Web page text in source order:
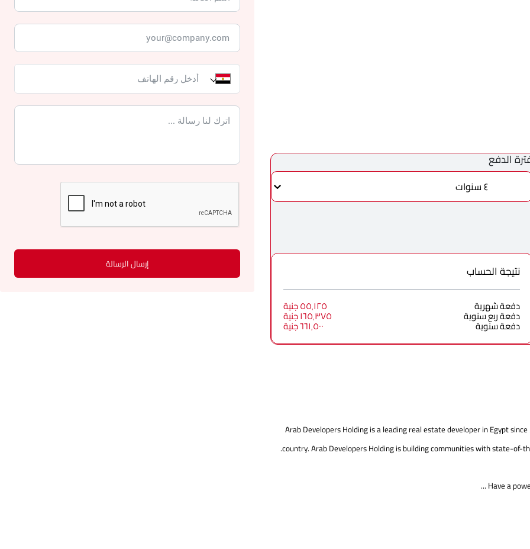
الدفع
٤ سنوات
نتيجة الحساب
دفعة شهرية ٥٥٬١٢٥ جنية
دفعة ربع سنوية ١٦٥٬٣٧٥ جنية
دفعة سنوية ٦٦١٬٥٠٠ جنية
Arab Developers Holding is a leading real estate developer in Egypt
country. Arab Developers Holding is building communities with state-
Have a
إرسال الرسالة